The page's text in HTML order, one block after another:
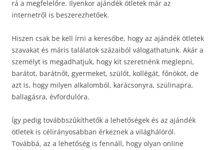
rá a megfelelőre. Ilyenkor ajándék ötletek már az
internetről is beszerezhetőek.
Hiszen csak be kell írni a keresőbe, hogy az ajándék ötletek
szavakat és máris találatok százaiból válogathatunk. Akár a
személyt is megadhatjuk, hogy kit szeretnénk meglepni,
barátot, barátnőt, gyermeket, szülőt, kollégát, főnököt, de
azt is, hogy milyen alkalomból, karácsonyra, szülinapra,
ballagásra, évfordulóra.
Így pedig továbbszűkíthetők a lehetőségek és az ajándék
ötletek is célirányosabban érkeznek a világhálóról.
Továbbá, az a lehetőség is fennáll, hogy olyan online